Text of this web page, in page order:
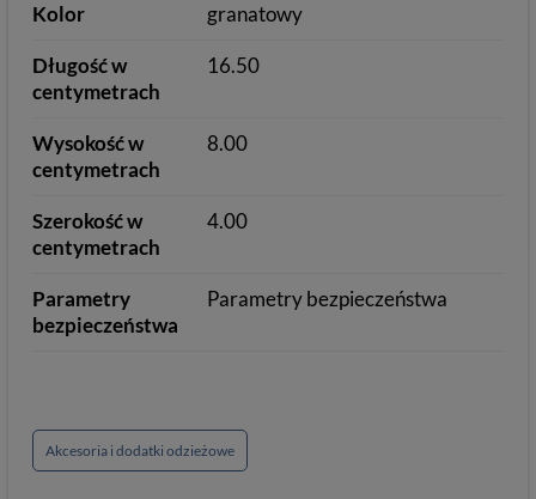
Kolor granatowy
Długość w
centymetrach
16.50
Wysokość w
centymetrach
8.00
Szerokość w
centymetrach
4.00
Parametry
bezpieczeństwa
Parametry bezpieczeństwa
Akcesoria i dodatki odzieżowe